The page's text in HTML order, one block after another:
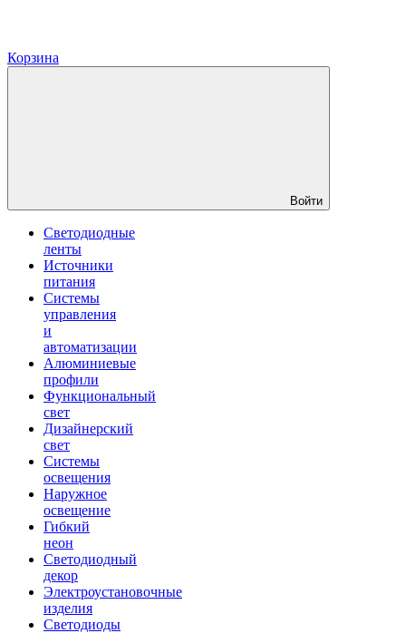
Корзина
Войти
Светодиодные
ленты
Источники
питания
Системы
управления
и
автоматизации
Алюминиевые
профили
Функциональный
свет
Дизайнерский
свет
Системы
освещения
Наружное
освещение
Гибкий
неон
Светодиодный
декор
Электроустановочные
изделия
Светодиоды